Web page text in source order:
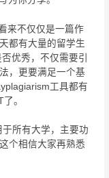
来不仅仅是一篇作
都有大量的留学生
优秀，不仅需要引
，更要满足一个基
工具都有
。
所有大学，主要功
个相信大家再熟悉